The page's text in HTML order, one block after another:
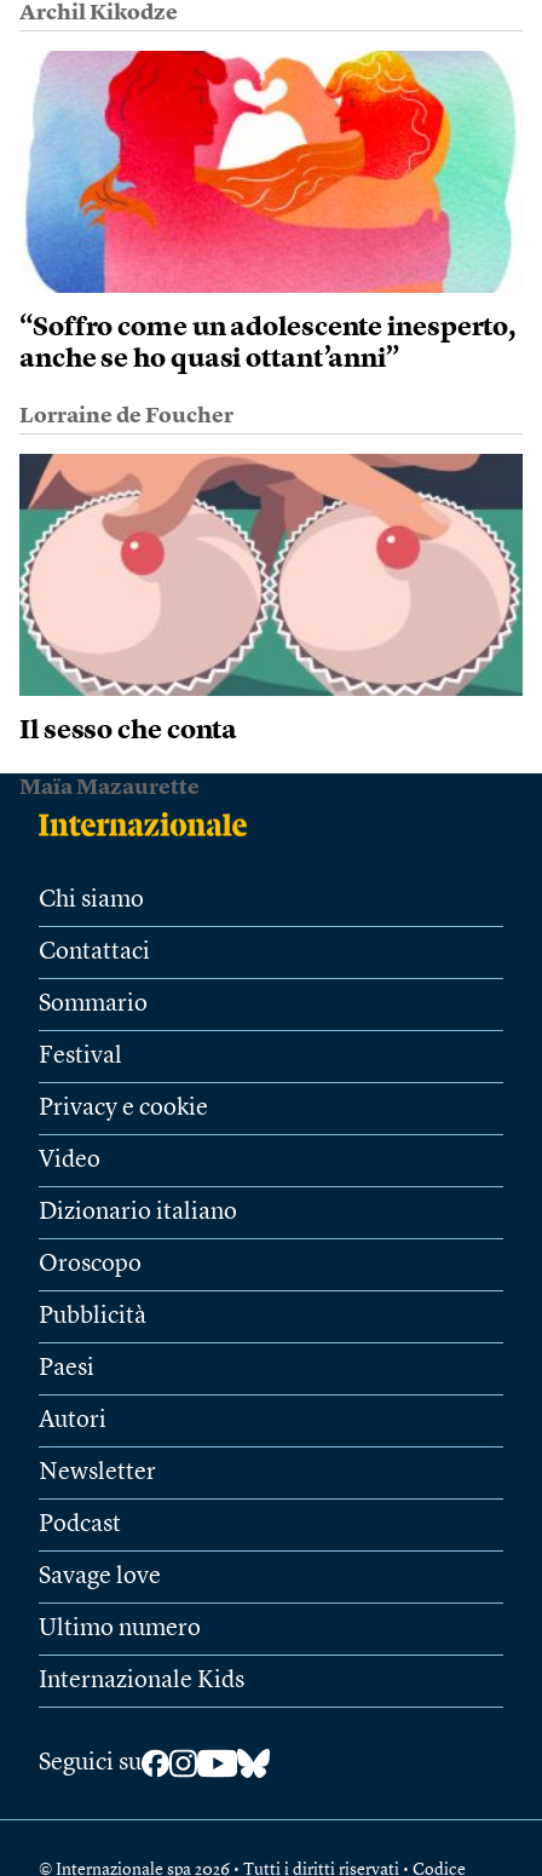
Archil Kikodze
“Soffro come un adolescente inesperto,
anche se ho quasi ottant’anni”
Lorraine de Foucher
Il sesso che conta
Maïa Mazaurette
Chi siamo
Contattaci
Sommario
Festival
Privacy e cookie
Video
Dizionario italiano
Oroscopo
Pubblicità
Paesi
Autori
Newsletter
Podcast
Savage love
Ultimo numero
Internazionale Kids
Seguici su
© Internazionale spa 2026 • Tutti i diritti riservati • Codice